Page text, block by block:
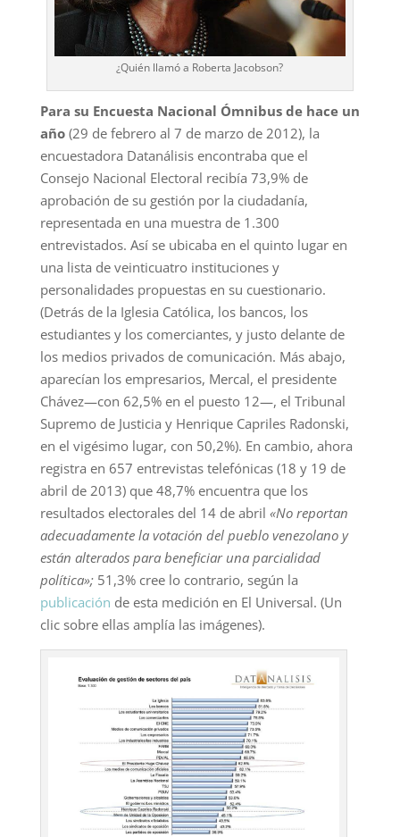
¿Quién llamó a Roberta Jacobson?
Para su Encuesta Nacional Ómnibus de hace un
año(29 de febrero al 7 de marzo de 2012), la
encuestadora Datanálisis encontraba que el
Consejo Nacional Electoral recibía 73,9% de
aprobación de su gestión por la ciudadanía,
representada en una muestra de 1.300
entrevistados. Así se ubicaba en el quinto lugar en
una lista de veinticuatro instituciones y
personalidades propuestas en su cuestionario.
(Detrás de la Iglesia Católica, los bancos, los
estudiantes y los comerciantes, y justo delante de
los medios privados de comunicación. Más abajo,
aparecían los empresarios, Mercal, el presidente
Chávez—con 62,5% en el puesto 12—, el Tribunal
Supremo de Justicia y Henrique Capriles Radonski,
en el vigésimo lugar, con 50,2%). En cambio, ahora
registra en 657 entrevistas telefónicas (18 y 19 de
abril de 2013) que 48,7% encuentra que los
resultados electorales del 14 de abril «No reportan
adecuadamente la votación del pueblo venezolano y
están alterados para beneficiar una parcialidad
política»; 51,3% cree lo contrario, según la
publicación de esta medición en El Universal. (Un
clic sobre ellas amplía las imágenes).